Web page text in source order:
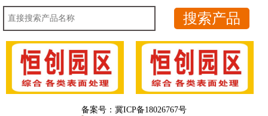
备案号： 冀ICP备18026767号